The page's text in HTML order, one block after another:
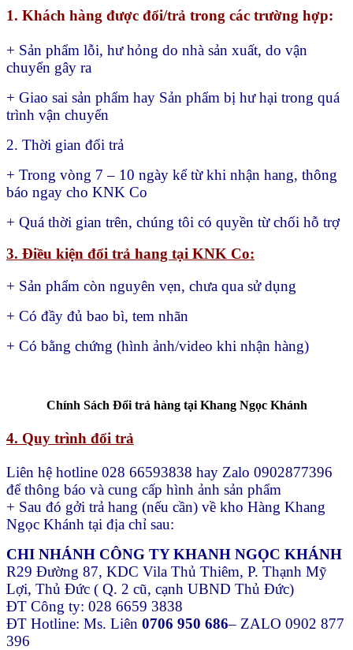
1. Khách hàng được đổi/trả trong các trường hợp:
+ Sản phẩm lỗi, hư hỏng do nhà sản xuất, do vận
chuyển gây ra
+ Giao sai sản phẩm hay Sản phẩm bị hư hại trong quá
trình vận chuyển
2. Thời gian đổi trả
+ Trong vòng 7 – 10 ngày kể từ khi nhận hang, thông
báo ngay cho KNK Co
+ Quá thời gian trên, chúng tôi có quyền từ chối hỗ trợ
3. Điều kiện đổi trả hang tại KNK Co:
+ Sản phẩm còn nguyên vẹn, chưa qua sử dụng
+ Có đầy đủ bao bì, tem nhãn
+ Có bằng chứng (hình ảnh/video khi nhận hàng)
Chính Sách Đổi trả hàng tại Khang Ngọc Khánh
4. Quy trình đổi trả
Liên hệ hotline 028 66593838 hay Zalo 0902877396
để thông báo và cung cấp hình ảnh sản phẩm
+ Sau đó gởi trả hang (nếu cần) về kho Hàng Khang
Ngọc Khánh tại địa chỉ sau:
CHI NHÁNH CÔNG TY KHANH NGỌC KHÁNH
R29 Đường 87, KDC Vila Thủ Thiêm, P. Thạnh Mỹ
Lợi, Thủ Đức ( Q. 2 cũ, cạnh UBND Thủ Đức)
ĐT Công ty: 028 6659 3838
ĐT Hotline: Ms. Liên 0706 950 686– ZALO 0902 877
396